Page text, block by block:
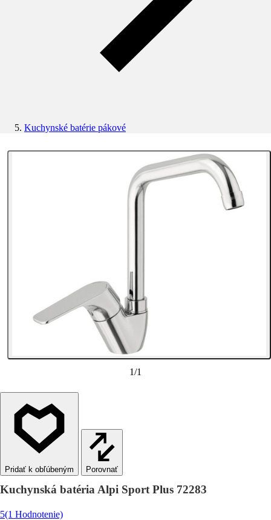
Kuchynské batérie pákové
1/1
Porovnať
Kuchynská batéria Alpi Sport Plus 72283
5(1 Hodnotenie)